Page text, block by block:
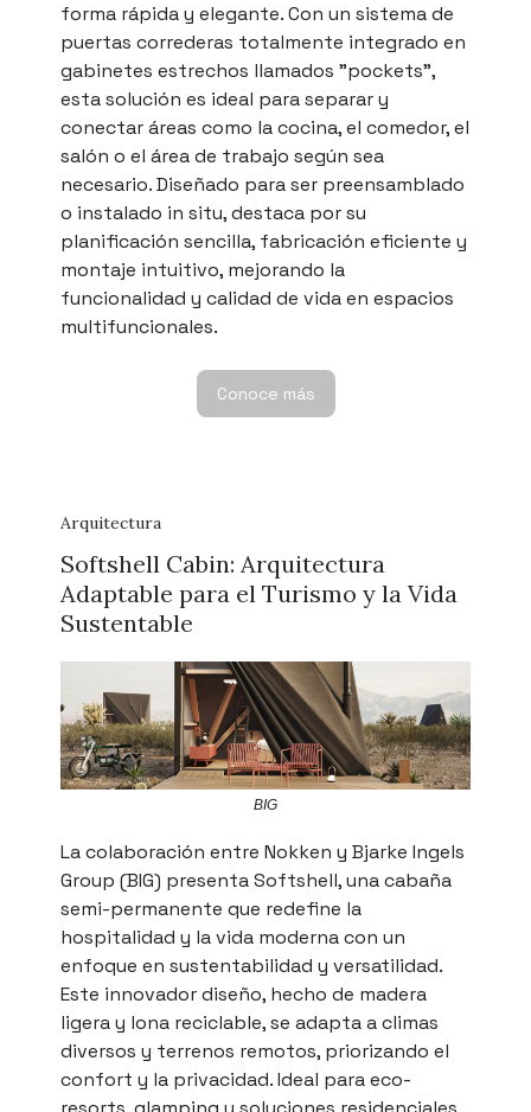
forma rápida y elegante. Con un sistema de
puertas correderas totalmente integrado en
gabinetes estrechos llamados "pockets",
esta solución es ideal para separar y
conectar áreas como la cocina, el comedor, el
salón o el área de trabajo según sea
necesario. Diseñado para ser preensamblado
o instalado in situ, destaca por su
planificación sencilla, fabricación eficiente y
montaje intuitivo, mejorando la
funcionalidad y calidad de vida en espacios
multifuncionales.
Conoce más
Arquitectura
Softshell Cabin: Arquitectura
Adaptable para el Turismo y la Vida
Sustentable
BIG
La colaboración entre Nokken y Bjarke Ingels
Group (BIG) presenta Softshell, una cabaña
semi-permanente que redefine la
hospitalidad y la vida moderna con un
enfoque en sustentabilidad y versatilidad.
Este innovador diseño, hecho de madera
ligera y lona reciclable, se adapta a climas
diversos y terrenos remotos, priorizando el
confort y la privacidad. Ideal para eco-